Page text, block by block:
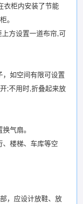
衣柜内安装了节能
。
方设置一道布帘,可
如空间有限可设置
;不用时,折叠起来放
气扇。
楼梯、车库等空
，应设计放鞋、放